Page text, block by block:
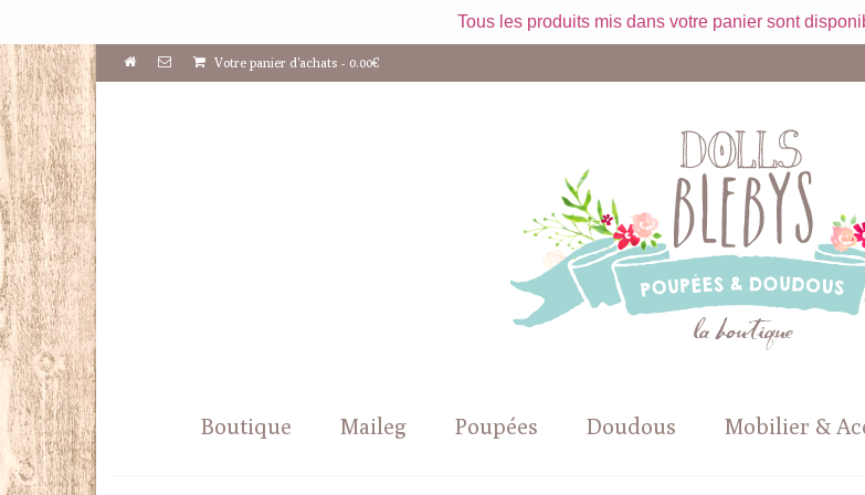
Tous les produits mis dans votre panier sont
Votre panier d'achats - 0.00€
Boutique Maileg Poupées Doudous Mobilier &